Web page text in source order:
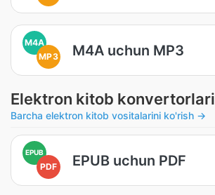
M4A
MP3
M4A uchun MP3
Elektron kitob konvertorlari
Barcha elektron kitob vositalarini ko'rish →
EPUB
PDF EPUB uchun PDF